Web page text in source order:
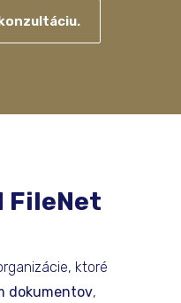
FileNet
ktoré
dokumentov,